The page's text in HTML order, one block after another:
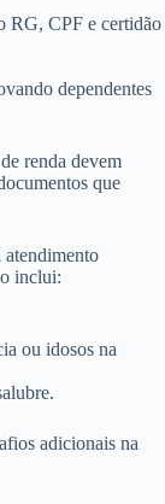
RG, CPF e certidão
dependentes
renda devem
que
atendimento
inclui:
ou idosos na
adicionais na